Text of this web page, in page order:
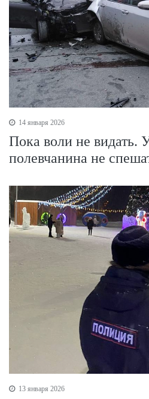
14 января 2026
Пока воли не видать.
полевчанина не
13 января 2026